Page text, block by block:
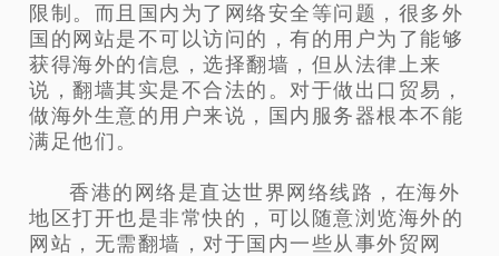
限制。而且国内为了网络安全等问题，很多外
国的网站是不可以访问的，有的用户为了能够
获得海外的信息，选择翻墙，但从法律上来
说，翻墙其实是不合法的。对于做出口贸易，
做海外生意的用户来说，国内服务器根本不能
满足他们。
香港的网络是直达世界网络线路，在海外
地区打开也是非常快的，可以随意浏览海外的
网站，无需翻墙，对于国内一些从事外贸网